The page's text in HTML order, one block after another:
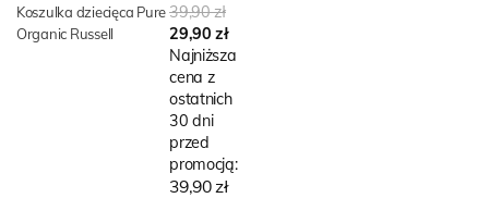
Koszulka dziecięca Pure
Organic Russell
39,90 zł
29,90 zł
Najniższa
cena z
ostatnich
30 dni
przed
promocją:
39,90 zł